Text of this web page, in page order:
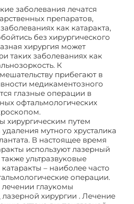
заболевания лечатся
препаратов,
как катаракта,
без хирургического
хирургия может
таких заболеваниях как
К
прибегают в
медикаментозного
глазные операции в
офтальмологических
хирургическим путем
мутного хрусталика
В настоящее время
используют лазерный
ультразвуковые
– наиболее часто
операции.
глаукомы
хирургии . Лечение